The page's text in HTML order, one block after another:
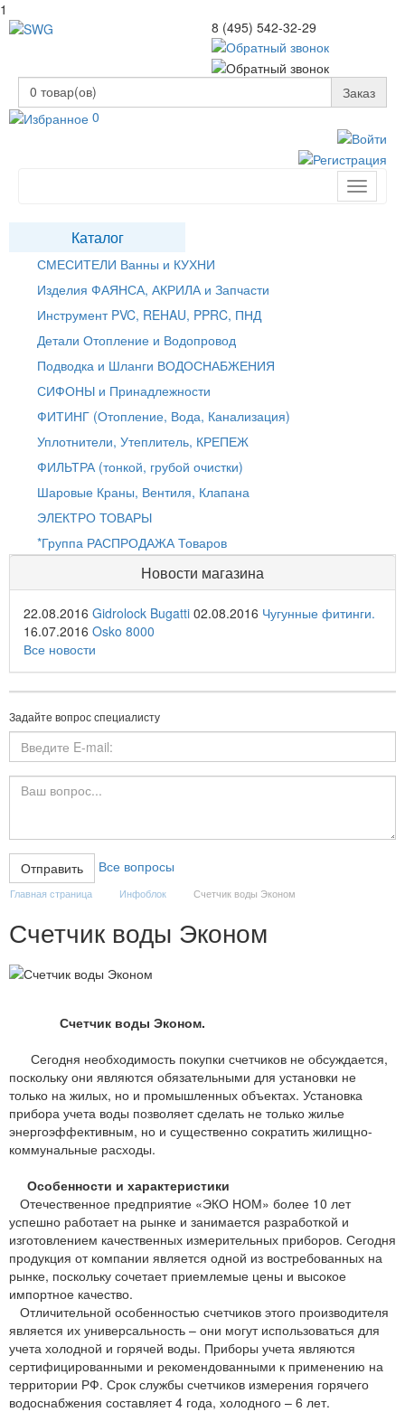
1
8 (495) 542-32-29
0 товар(ов)
Заказ
0
Toggle
Каталог
СМЕСИТЕЛИ Ванны и КУХНИ
Изделия ФАЯНСА, АКРИЛА и Запчасти
Инструмент PVC, REHAU, PPRC, ПНД
Детали Отопление и Водопровод
Подводка и Шланги ВОДОСНАБЖЕНИЯ
СИФОНЫ и Принадлежности
ФИТИНГ (Отопление, Вода, Канализация)
Уплотнители, Утеплитель, КРЕПЕЖ
ФИЛЬТРА (тонкой, грубой очистки)
Шаровые Краны, Вентиля, Клапана
ЭЛЕКТРО ТОВАРЫ
*Группа РАСПРОДАЖА Товаров
Новости магазина
22.08.2016 Gidrolock Bugatti 02.08.2016 Чугунные фитинги.
16.07.2016 Osko 8000
Все новости
Задайте вопрос специалисту
Все вопросы
Главная страница Инфоблок Счетчик воды Эконом
Счетчик воды Эконом
Счетчик воды Эконом.
Сегодня необходимость покупки счетчиков не обсуждается,
поскольку они являются обязательными для установки не
только на жилых, но и промышленных объектах. Установка
прибора учета воды позволяет сделать не только жилье
энергоэффективным, но и существенно сократить жилищно-
коммунальные расходы.
Особенности и характеристики
Отечественное предприятие «ЭКО НОМ» более 10 лет
успешно работает на рынке и занимается разработкой и
изготовлением качественных измерительных приборов. Сегодня
продукция от компании является одной из востребованных на
рынке, поскольку сочетает приемлемые цены и высокое
импортное качество.
Отличительной особенностью счетчиков этого производителя
является их универсальность – они могут использоваться для
учета холодной и горячей воды. Приборы учета являются
сертифицированными и рекомендованными к применению на
территории РФ. Срок службы счетчиков измерения горячего
водоснабжения составляет 4 года, холодного – 6 лет.